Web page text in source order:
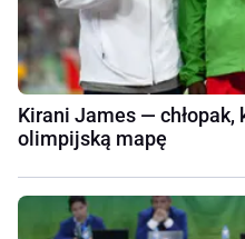
Kirani James — chłopak,
olimpijską mapę